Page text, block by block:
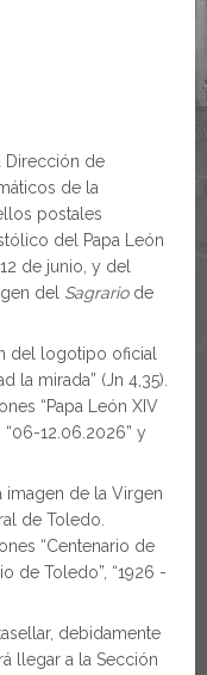
Dirección de
de la
postales
del Papa León
de junio, y del
del Sagrariode
del logotipo oficial
la mirada” (Jn 4,35).
“Papa León XIV
“06-12.06.2026” y
imagen de la Virgen
de Toledo.
“Centenario de
de Toledo”, “1926 -
debidamente
llegar a la Sección